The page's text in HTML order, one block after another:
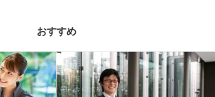
おすすめ
記事を読む